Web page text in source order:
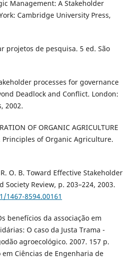
Management: A Stakeholder
Cambridge University Press,
projetos de pesquisa. 5 ed. São
processes for governance
Deadlock and Conflict. London:
2002.
OF ORGANIC AGRICULTURE
Principles of Organic Agriculture.
R. O. B. Toward Effective Stakeholder
Society Review, p. 203–224, 2003.
8594.00161
benefícios da associação em
O caso da Justa Trama -
agroecológico. 2007. 157 p.
Ciências de Engenharia de